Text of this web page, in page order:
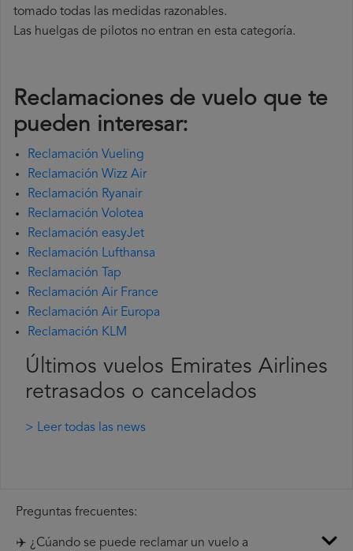
tomado todas las medidas razonables.
Las huelgas de pilotos no entran en esta categoría.
Reclamaciones de vuelo que te
pueden interesar:
Reclamación Vueling
Reclamación Wizz Air
Reclamación Ryanair
Reclamación Volotea
Reclamación easyJet
Reclamación Lufthansa
Reclamación Tap
Reclamación Air France
Reclamación Air Europa
Reclamación KLM
Últimos vuelos Emirates Airlines
retrasados o cancelados
> Leer todas las news
Preguntas frecuentes:
✈️ ¿Cúando se puede reclamar un vuelo a